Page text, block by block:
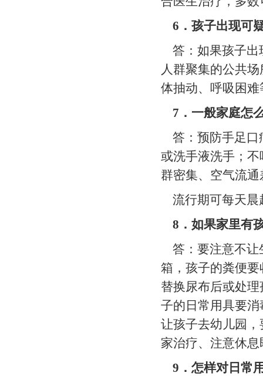
6 ．孩子出现可
答：如果孩子出
人群聚集的公共
体抽动、呼吸困
7 ．一般家庭怎
答：预防手足口
或洗手液洗手；
群密集、空气流
流行期可每天晨
8 ．如果家里有
答：要注意不让
箱，孩子的粪便
替换尿布后或处
子的日常用具要
让孩子去幼儿园
家治疗、注意休
9 ．怎样对日常